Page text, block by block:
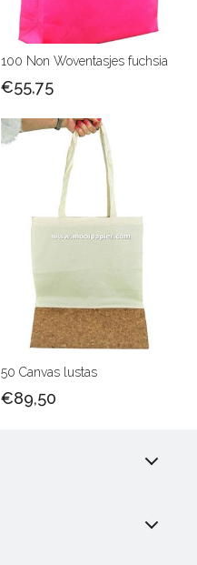
100 Non Woventasjes fuchsia
€55,75
50 Canvas lustas
€89,50